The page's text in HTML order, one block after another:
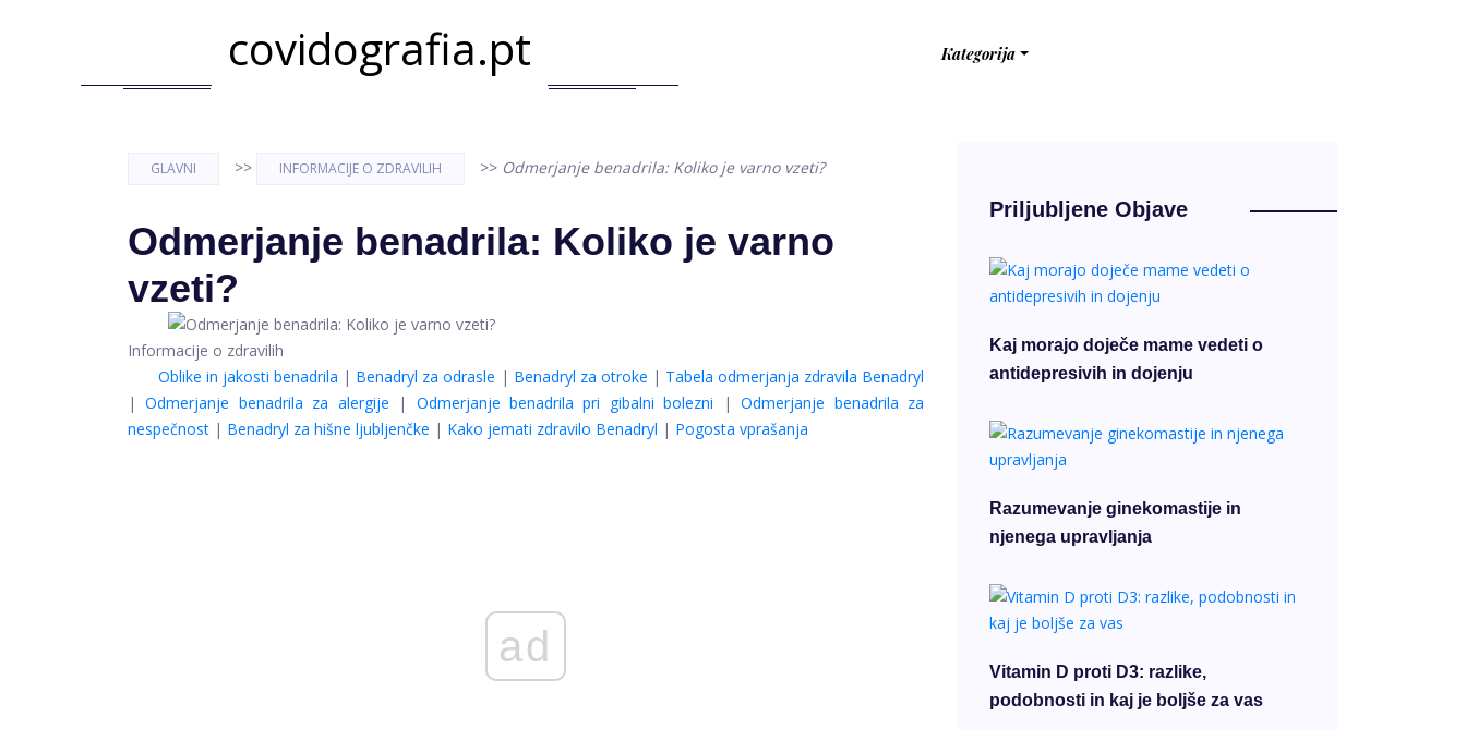
covidografia.pt Kategorija
GLAVNI >> INFORMACIJE O ZDRAVILIH >> Odmerjanje benadrila: Koliko je varno vzeti?
Odmerjanje benadrila: Koliko je varno
vzeti?
Informacije o zdravilih
Oblike in jakosti benadrila | Benadryl za odrasle | Benadryl za otroke | Tabela odmerjanja zdravila Benadryl
|Odmerjanje benadrila za alergije | Odmerjanje benadrila pri gibalni bolezni |Odmerjanje benadrila za
nespečnost | Benadryl za hišne ljubljenčke | Kako jemati zdravilo Benadryl | Pogosta vprašanja
ad
Priljubljene Objave
Kaj morajo doječe mame vedeti o
antidepresivih in dojenju
Razumevanje ginekomastije in
njenega upravljanja
Vitamin D proti D3: razlike,
podobnosti in kaj je boljše za vas